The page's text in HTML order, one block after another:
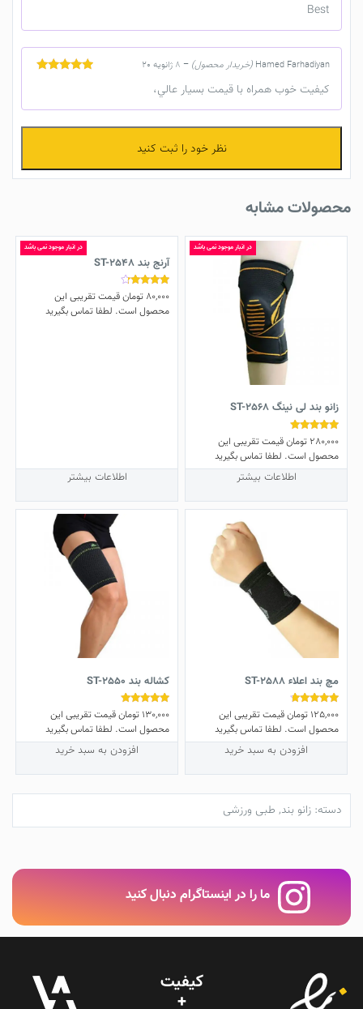
Best
Hamed Farhadiyan (خریدار محصول) – 8 ژانویه 20
كيفيت خوب همراه با قيمت بسيار عالي،
نظر خود را ثبت کنید
محصولات مشابه
در انبار موجود نمی باشد
زانو بند لی نینگ ST-2568
نمره
5.00
از 5
280,000 تومانقیمت تقریبی این
محصول است. لطفا تماس بگیرید
اطلاعات بیشتر
در انبار موجود نمی باشد
آرنج بند ST-2548
نمره
4.00
از 5
80,000 تومانقیمت تقریبی این
محصول است. لطفا تماس بگیرید
اطلاعات بیشتر
مچ بند اعلاء ST-2588
نمره
4.50
از 5
125,000 تومانقیمت تقریبی این
محصول است. لطفا تماس بگیرید
افزودن به سبد خرید
کشاله بند ST-2550
نمره
5.00
از 5
130,000 تومانقیمت تقریبی این
محصول است. لطفا تماس بگیرید
افزودن به سبد خرید
دسته: زانو بند, طبی ورزشی
ما را در اینستاگرام دنبال کنید
کیفیت
+